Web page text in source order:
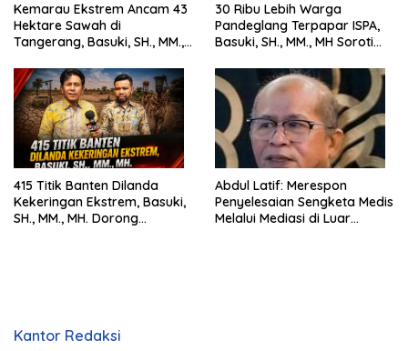
Kemarau Ekstrem Ancam 43
Hektare Sawah di
Tangerang, Basuki, SH., MM.,
Pemerintah
30 Ribu Lebih Warga
Pandeglang Terpapar ISPA,
Basuki, SH., MM., MH Soroti
415 Titik Banten Dilanda
Kekeringan Ekstrem, Basuki,
SH., MM., MH. Dorong
Abdul Latif: Merespon
Penyelesaian Sengketa Medis
Melalui Mediasi di Luar
Kantor Redaksi